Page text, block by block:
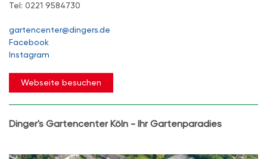
Tel: 0221 9584730
gartencenter@dingers.de
Facebook
Instagram
Webseite besuchen
Dinger's Gartencenter Köln - Ihr Gartenparadies